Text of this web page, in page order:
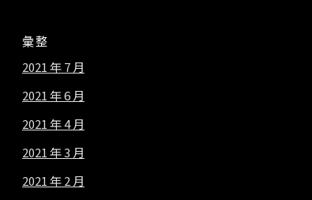
彙整
2021 年 7 月
2021 年 6 月
2021 年 4 月
2021 年 3 月
2021 年 2 月